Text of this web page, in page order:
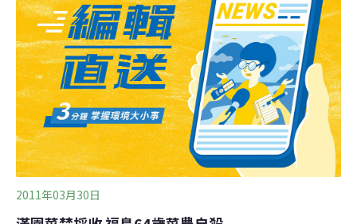
才會大量進口補市場不足。黃美華也說，本土生產的高麗
菜，無論是初秋或改良品種，口感甜、脆，適口性高，國
人超愛，反觀進口高麗菜口感硬、且甜度不夠。平日若風
調雨順，自產高麗菜就足夠國人所需。黃美華表示，台灣
自從2002年加入WTO開放農產品進口至今，只有不准進
口中國甘藍（高麗菜）。他舉去年1－8月與今年同期高麗
菜進口比較，去年是 3,460公噸，今年36
2011年03月30日